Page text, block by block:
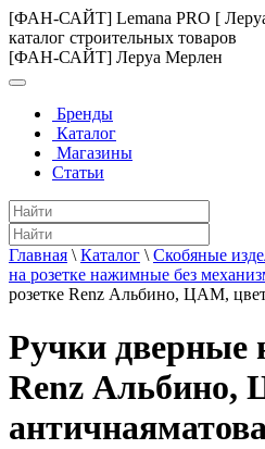
[ФАН-САЙТ] Lemana PRO [
каталог строительных товаров
[ФАН-САЙТ] Леруа Мерлен
Бренды
Каталог
Магазины
Статьи
Главная \ Каталог \ Скобяные
на розетке нажимные без
розетке Renz Альбино, ЦАМ,
Ручки дверные
Renz Альбино,